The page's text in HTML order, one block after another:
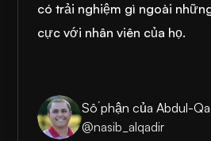
có trải nghiệm gì ngoài
cực với nhân viên của họ.
Số phận của Abdul-
@nasib_alqadir